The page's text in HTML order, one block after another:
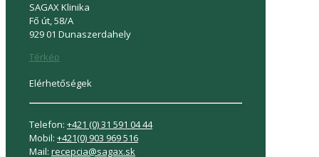
SAGAX Klinika
Fő út, 58/A
929 01 Dunaszerdahely
Térkép
Elérhetőségek
Telefon: +421 (0) 31 591 04 44
Mobil: +421(0) 903 969 516
Mail: recepcia@sagax.sk